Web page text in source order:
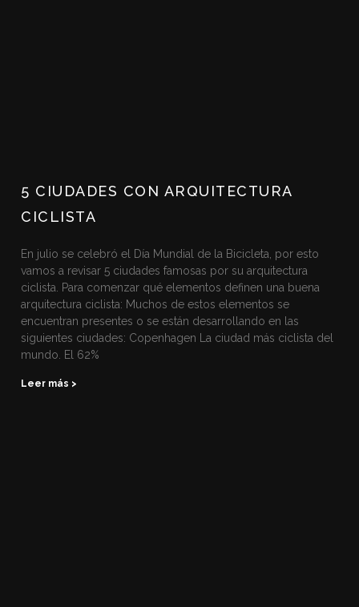
5 CIUDADES CON ARQUITECTURA
CICLISTA
En julio se celebró el Día Mundial de la Bicicleta, por esto
vamos a revisar 5 ciudades famosas por su arquitectura
ciclista. Para comenzar qué elementos definen una buena
arquitectura ciclista: Muchos de estos elementos se
encuentran presentes o se están desarrollando en las
siguientes ciudades: Copenhagen La ciudad más ciclista del
mundo. El 62%
Leer más >